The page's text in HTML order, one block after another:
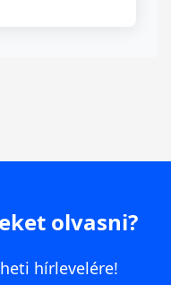
olvasni?
hírlevelére!